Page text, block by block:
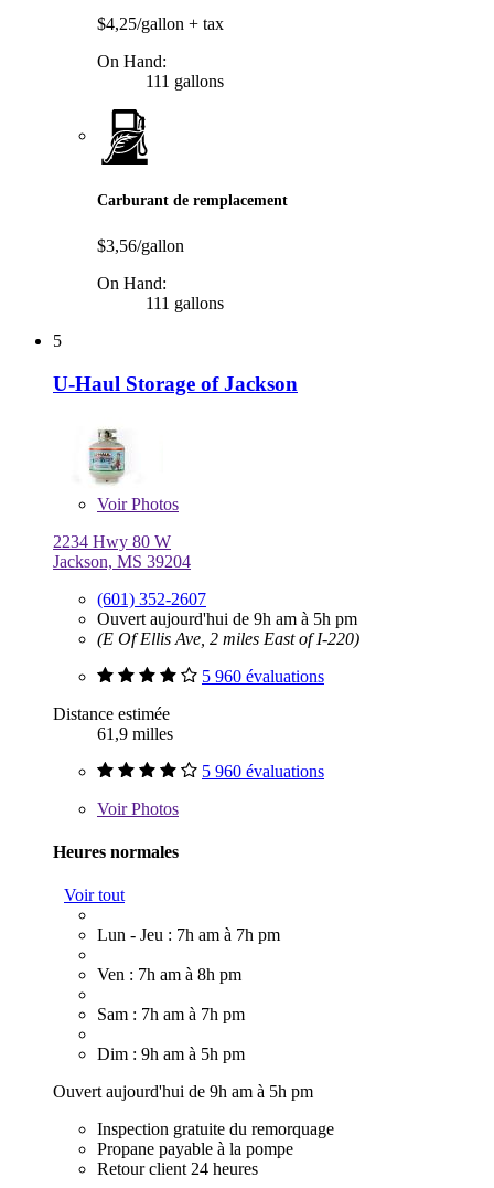
$4,25/gallon + tax
On Hand:
111 gallons
Carburant de remplacement
$3,56/gallon
On Hand:
111 gallons
5
U-Haul Storage of Jackson
VoirPhotos
2234 Hwy 80 W
Jackson, MS 39204
(601) 352-2607
Ouvert aujourd'hui de 9h am à 5h pm
(E Of Ellis Ave, 2 miles East of I-220)
5 960 évaluations
Distance estimée
61,9 milles
5 960 évaluations
VoirPhotos
Heures normales
Voir tout
Lun - Jeu : 7h am à 7h pm
Ven : 7h am à 8h pm
Sam : 7h am à 7h pm
Dim : 9h am à 5h pm
Ouvert aujourd'hui de 9h am à 5h pm
Inspection gratuite du remorquage
Propane payable à la pompe
Retour client 24 heures